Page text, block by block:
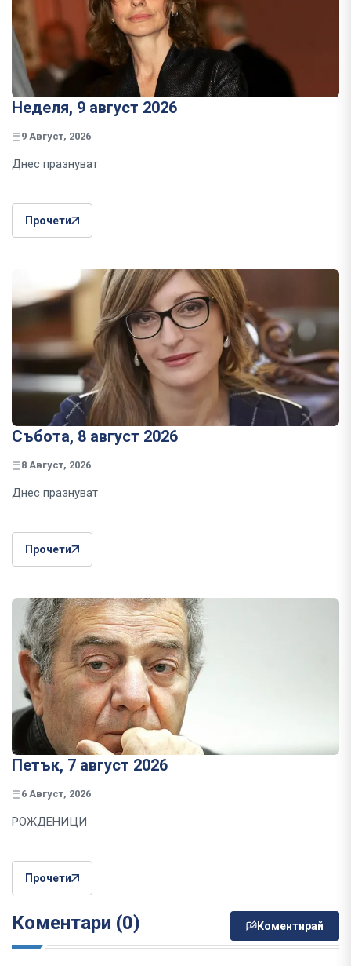
Неделя, 9 август 2026
9 Август, 2026
Днес празнуват
Прочети
Събота, 8 август 2026
8 Август, 2026
Днес празнуват
Прочети
Петък, 7 август 2026
6 Август, 2026
РОЖДЕНИЦИ
Прочети
Коментари (0) Коментирай